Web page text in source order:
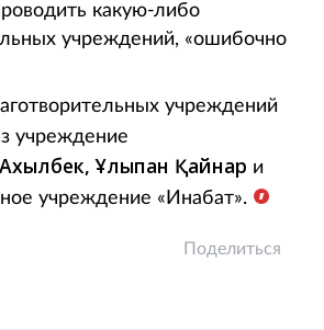
какую-либо
учреждений, «ошибочно
учреждений
учреждение
Ұлықпан Қайнар и
учреждение «Инабат».
Поделиться